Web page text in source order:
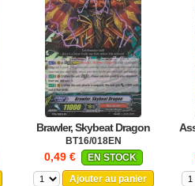
Brawler, Skybeat Dragon
BT16/018EN
0,49 €
EN STOCK
Ajouter au panier